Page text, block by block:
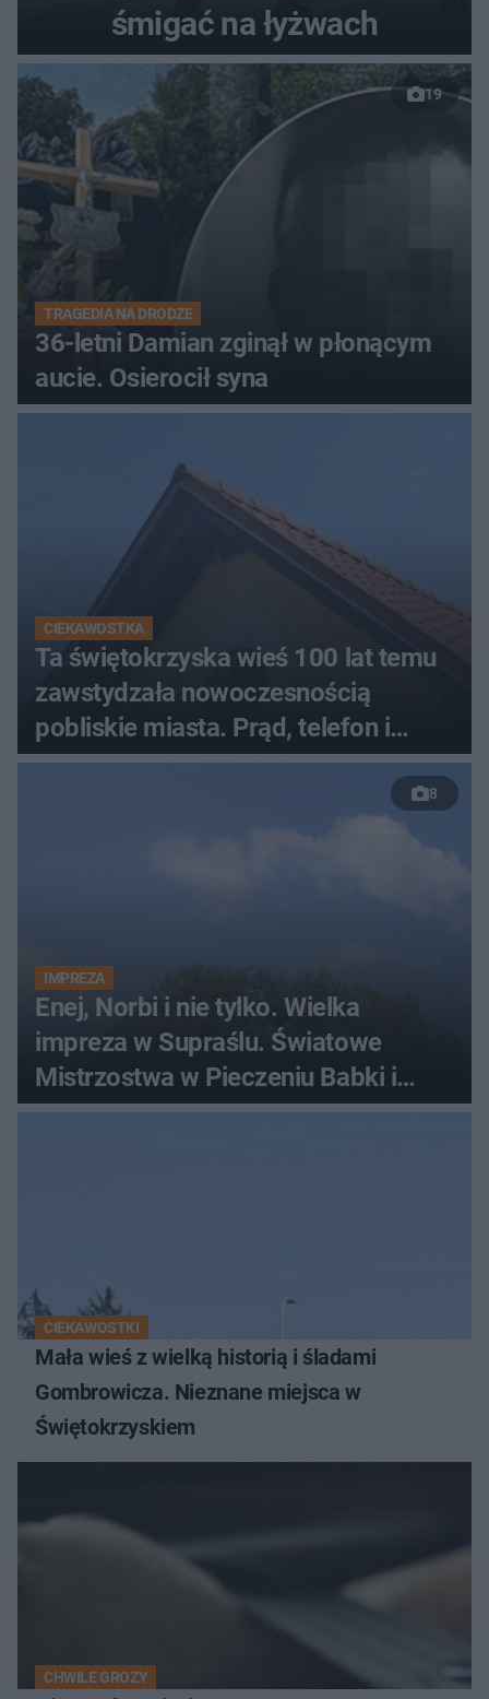
śmigać na łyżwach
19
TRAGEDIA NA DRODZE
36-letni Damian zginął w płonącym
aucie. Osierocił syna
CIEKAWOSTKA
Ta świętokrzyska wieś 100 lat temu
zawstydzała nowoczesnością
pobliskie miasta. Prąd, telefon i
luksusowa auta
8
IMPREZA
Enej, Norbi i nie tylko. Wielka
impreza w Supraślu. Światowe
Mistrzostwa w Pieczeniu Babki i
Kiszki Ziemniaczanej
CIEKAWOSTKI
Mała wieś z wielką historią i śladami
Gombrowicza. Nieznane miejsca w
Świętokrzyskiem
CHWILE GROZY